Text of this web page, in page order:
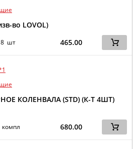
во LOVOL)
8 шт 465.00
КОЛЕНВАЛА (STD) (К-Т 4ШТ)
680.00